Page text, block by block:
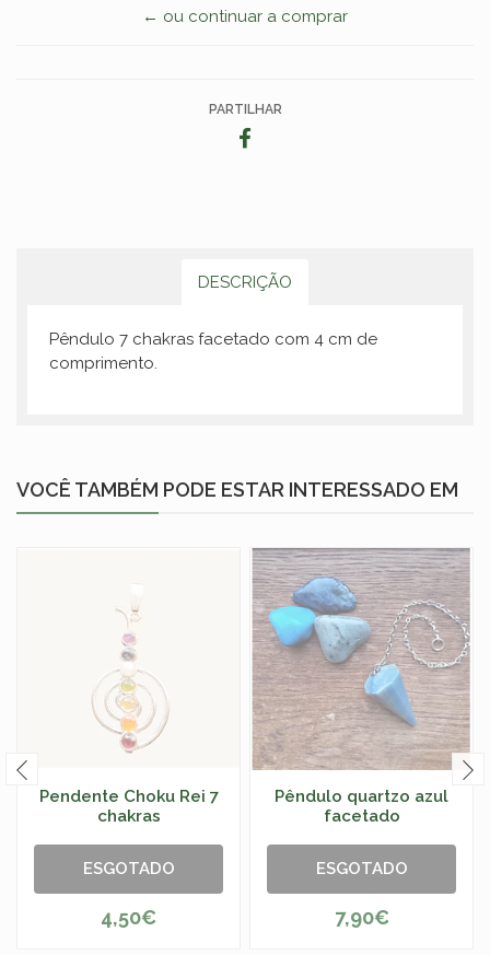
← ou continuar a comprar
PARTILHAR
DESCRIÇÃO
Pêndulo 7 chakras facetado com 4 cm de
comprimento.
VOCÊ TAMBÉM PODE ESTAR INTERESSADO EM
Pendente Choku Rei 7
chakras
ESGOTADO
4,50€
Pêndulo quartzo azul
facetado
ESGOTADO
7,90€